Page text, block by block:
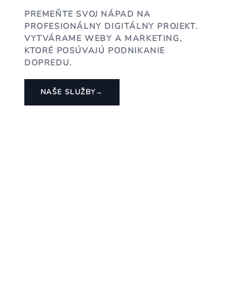
PREMEŇTE SVOJ NÁPAD NA
PROFESIONÁLNY DIGITÁLNY PROJEKT.
VYTVÁRAME WEBY A MARKETING,
KTORÉ POSÚVAJÚ PODNIKANIE
DOPREDU.
NAŠE SLUŽBY→